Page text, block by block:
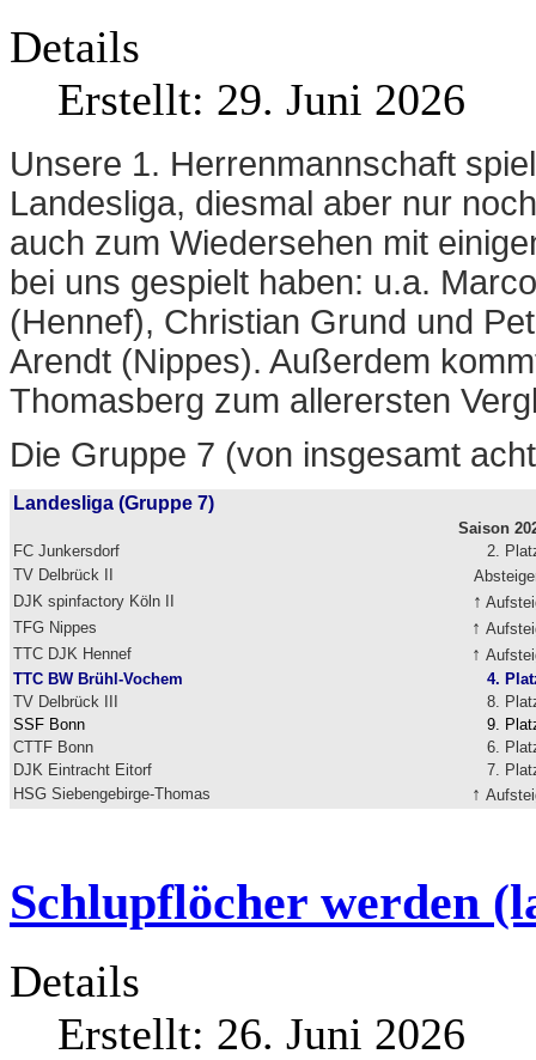
Details
Erstellt: 29. Juni 2026
Unsere 1. Herrenmannschaft
Landesliga, diesmal aber nur
auch zum Wiedersehen mit
bei uns gespielt haben: u.a.
(Hennef), Christian Grund und
Arendt (Nippes). Außerdem
Thomasberg zum allerersten
Die Gruppe 7 (von insgesamt
Landesliga (Gruppe 7)
Saison
FC Junkersdorf
2.
TV Delbrück II
DJK spinfactory Köln II
↑
TFG Nippes
↑
TTC DJK Hennef
↑
TTC BW Brühl-Vochem
4.
TV Delbrück III
8.
SSF Bonn
9.
CTTF Bonn
6.
DJK Eintracht Eitorf
7.
HSG Siebengebirge-Thomas
↑
Schlupflöcher werden
Details
Erstellt: 26. Juni 2026